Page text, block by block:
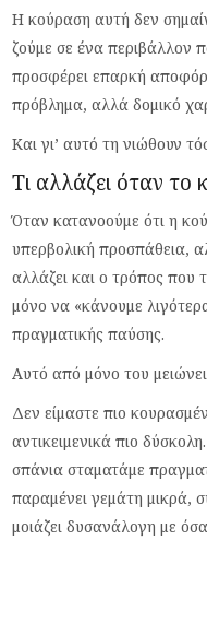
Η κούραση αυτή δεν
ζούμε σε ένα περιβάλλον
προσφέρει επαρκή
πρόβλημα, αλλά δομικό
Και γι’ αυτό τη νιώθουν
Τι αλλάζει όταν το
Όταν κατανοούμε ότι η
υπερβολική προσπάθεια,
αλλάζει και ο τρόπος που
μόνο να «κάνουμε
πραγματικής παύσης.
Αυτό από μόνο του
Δεν είμαστε πιο
αντικειμενικά πιο
σπάνια σταματάμε
παραμένει γεμάτη μικρά,
μοιάζει δυσανάλογη με